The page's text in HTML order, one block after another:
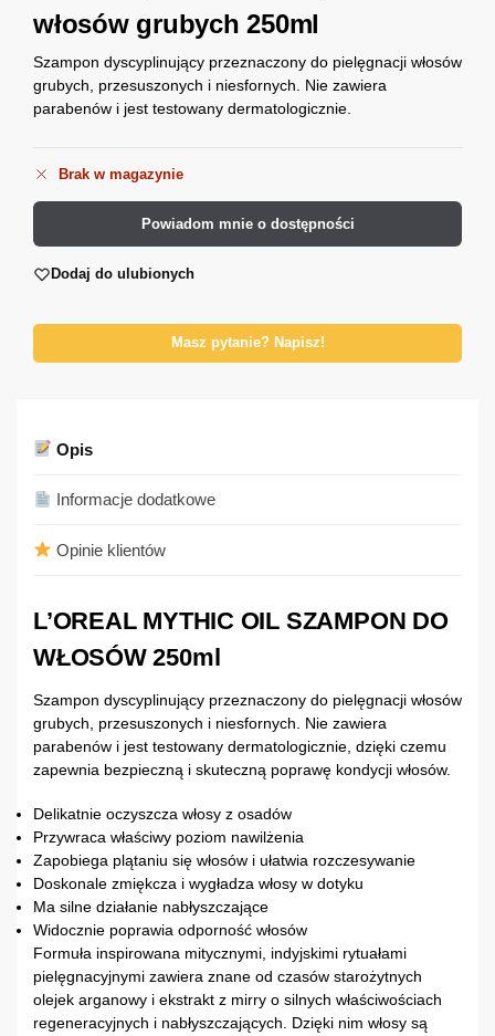
włosów grubych 250ml
Szampon dyscyplinujący przeznaczony do pielęgnacji włosów
grubych, przesuszonych i niesfornych. Nie zawiera
parabenów i jest testowany dermatologicznie.
Brak w magazynie
Powiadom mnie o dostępności
Dodaj do ulubionych
Masz pytanie? Napisz!
Opis
Informacje dodatkowe
Opinie klientów
L’OREAL MYTHIC OIL SZAMPON DO
WŁOSÓW 250ml
Szampon dyscyplinujący przeznaczony do pielęgnacji włosów
grubych, przesuszonych i niesfornych. Nie zawiera
parabenów i jest testowany dermatologicznie, dzięki czemu
zapewnia bezpieczną i skuteczną poprawę kondycji włosów.
Delikatnie oczyszcza włosy z osadów
Przywraca właściwy poziom nawilżenia
Zapobiega plątaniu się włosów i ułatwia rozczesywanie
Doskonale zmiękcza i wygładza włosy w dotyku
Ma silne działanie nabłyszczające
Widocznie poprawia odporność włosów
Formuła inspirowana mitycznymi, indyjskimi rytuałami
pielęgnacyjnymi zawiera znane od czasów starożytnych
olejek arganowy i ekstrakt z mirry o silnych właściwościach
regeneracyjnych i nabłyszczających. Dzięki nim włosy są